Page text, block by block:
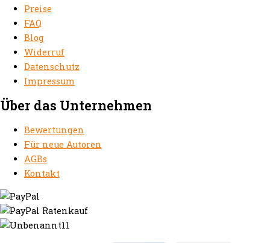
Preise
FAQ
Blog
Widerruf
Datenschutz
Impressum
Über das Unternehmen
Bewertungen
Für neue Autoren
AGBs
Kontakt